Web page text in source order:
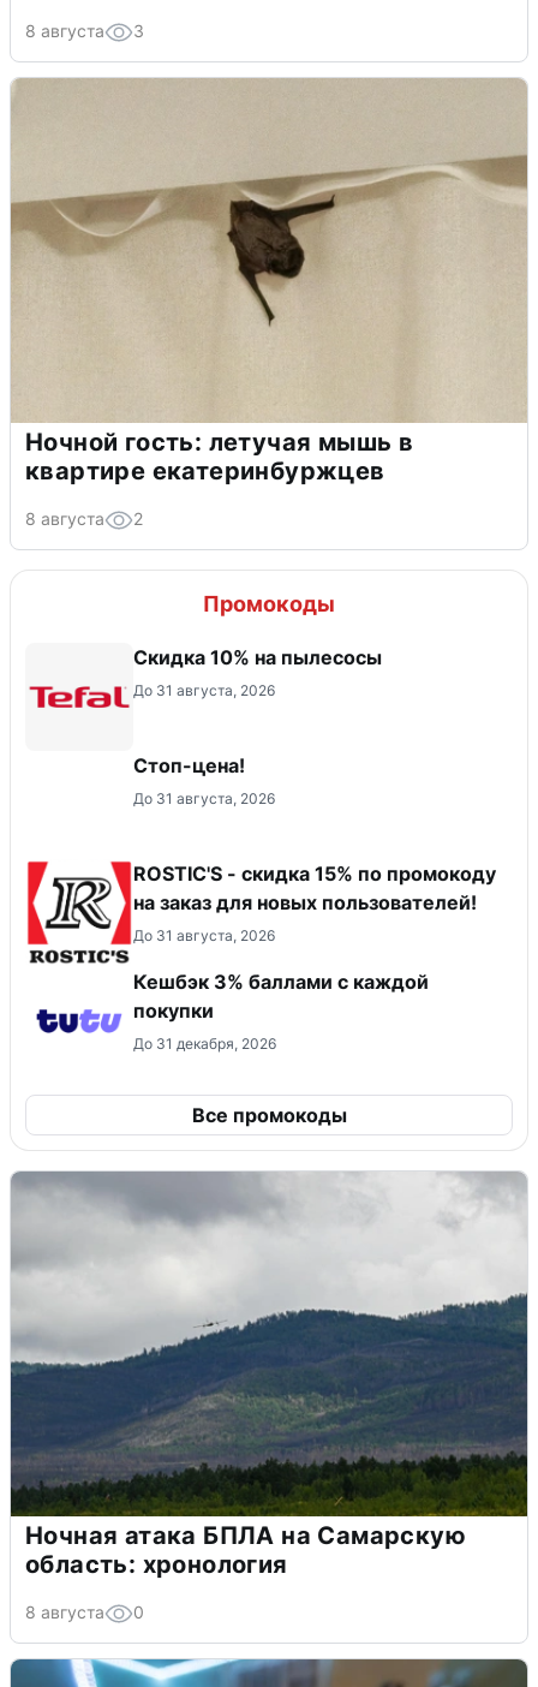
8 августа 3
Ночной гость: летучая мышь в
квартире екатеринбуржцев
8 августа 2
Промокоды
Скидка 10% на пылесосы
До 31 августа, 2026
Стоп-цена!
До 31 августа, 2026
ROSTIC'S - скидка 15% по промокоду
на заказ для новых пользователей!
До 31 августа, 2026
Кешбэк 3% баллами с каждой
покупки
До 31 декабря, 2026
Все промокоды
Ночная атака БПЛА на Самарскую
область: хронология
8 августа 0